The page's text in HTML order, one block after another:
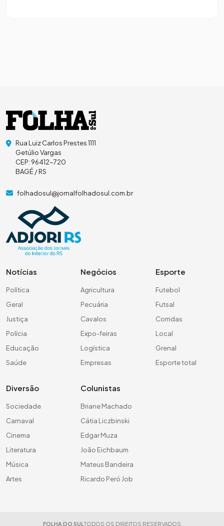
Rua Luiz Carlos Prestes 1111
Getúlio Vargas
CEP: 96412-720
BAGÉ / RS
folhadosul@jornalfolhadosul.com.br
Notícias
Política
Geral
Justiça
Polícia
Educação
Saúde
Negócios
Agricultura
Pecuária
Cavalos
Expo-feiras
Logística
Empresas
Esporte
Futebol
Futsal
Corridas
Local
Grenal
Esporte total
Diversão
Sociedade
Carnaval
Cinema
Literatura
Música
Artes
Colunistas
Briane Machado
Cátia Liczbinski
Edgar Muza
João Eichbaum
Mateus Bandeira
Ricardo Peró Job
FOLHA DO SUL TODOS OS DIREITOS RESERVADOS